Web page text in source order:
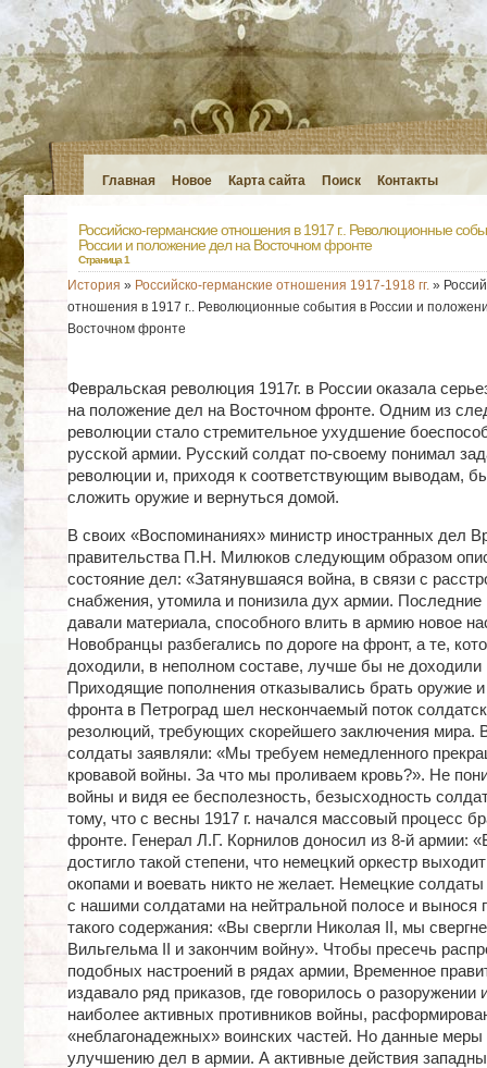
Главная Новое Карта сайта Поиск Контакты
Российско-германские отношения в 1917 г.. Революционные
России и положение дел на Восточном фронте
Страница 1
История » Российско-германские отношения 1917-1918 гг.»
отношения в 1917 г.. Революционные события в России и
Восточном фронте
Февральская революция 1917г. в России оказала
на положение дел на Восточном фронте. Одним из
революции стало стремительное ухудшение
русской армии. Русский солдат по-своему понимал
революции и, приходя к соответствующим выводам,
сложить оружие и вернуться домой.
В своих «Воспоминаниях» министр иностранных дел
правительства П.Н. Милюков следующим образом
состояние дел: «Затянувшаяся война, в связи с
снабжения, утомила и понизила дух армии. Последние
давали материала, способного влить в армию новое
Новобранцы разбегались по дороге на фронт, а те,
доходили, в неполном составе, лучше бы не доходили
Приходящие пополнения отказывались брать оружие
фронта в Петроград шел нескончаемый поток
резолюций, требующих скорейшего заключения мира.
солдаты заявляли: «Мы требуем немедленного
кровавой войны. За что мы проливаем кровь?». Не
войны и видя ее бесполезность, безысходность
тому, что с весны 1917 г. начался массовый процесс
фронте. Генерал Л.Г. Корнилов доносил из 8-й армии:
достигло такой степени, что немецкий оркестр
окопами и воевать никто не желает. Немецкие
с нашими солдатами на нейтральной полосе и вынося
такого содержания: «Вы свергли Николая II, мы
Вильгельма II и закончим войну». Чтобы пресечь
подобных настроений в рядах армии, Временное
издавало ряд приказов, где говорилось о разоружении
наиболее активных противников войны,
«неблагонадежных» воинских частей. Но данные меры
улучшению дел в армии. А активные действия